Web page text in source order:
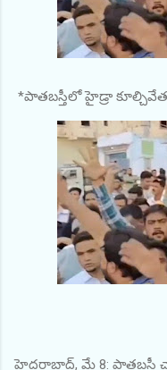
*పాతబస్తీలో హైడ్రా
హైదరాబాద్, మే 8: పాతబస్తీ